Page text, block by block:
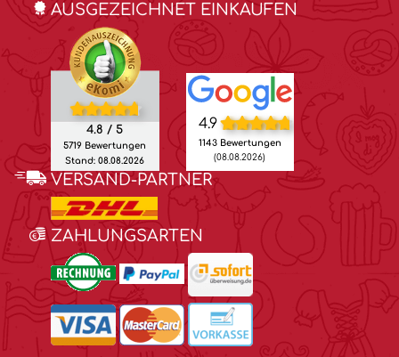
AUSGEZEICHNET EINKAUFEN
4.8 / 5
5719 Bewertungen
Stand: 08.08.2026
4.9
1143 Bewertungen
(08.08.2026)
VERSAND-PARTNER
ZAHLUNGSARTEN